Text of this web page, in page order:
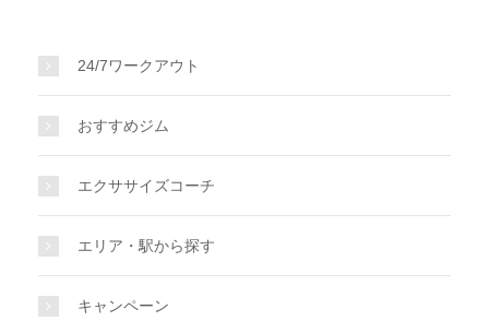
24/7ワークアウト
おすすめジム
エクササイズコーチ
エリア・駅から探す
キャンペーン